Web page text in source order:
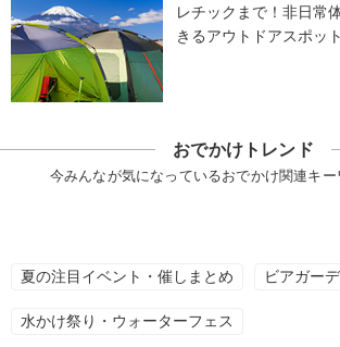
レチックまで！非日常
きるアウトドアスポッ
おでかけトレンド
今みんなが気になっているおでかけ関連キー
夏の注目イベント・催しまとめ ビアガー
水かけ祭り・ウォーターフェス